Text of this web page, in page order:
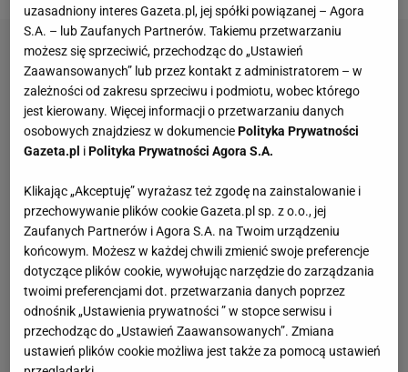
uzasadniony interes Gazeta.pl, jej spółki powiązanej – Agora
S.A. – lub Zaufanych Partnerów. Takiemu przetwarzaniu
możesz się sprzeciwić, przechodząc do „Ustawień
Zaawansowanych” lub przez kontakt z administratorem – w
zależności od zakresu sprzeciwu i podmiotu, wobec którego
jest kierowany. Więcej informacji o przetwarzaniu danych
osobowych znajdziesz w dokumenciePolityka Prywatności
Gazeta.pl iPolityka Prywatności Agora S.A.
Klikając „Akceptuję” wyrażasz też zgodę na zainstalowanie i
przechowywanie plików cookie Gazeta.pl sp. z o.o., jej
Zaufanych Partnerów i Agora S.A. na Twoim urządzeniu
końcowym. Możesz w każdej chwili zmienić swoje preferencje
dotyczące plików cookie, wywołując narzędzie do zarządzania
twoimi preferencjami dot. przetwarzania danych poprzez
odnośnik „Ustawienia prywatności ” w stopce serwisu i
przechodząc do „Ustawień Zaawansowanych”. Zmiana
ustawień plików cookie możliwa jest także za pomocą ustawień